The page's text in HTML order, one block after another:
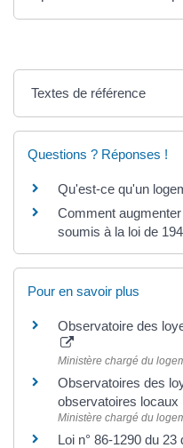
Textes de référence
Questions ? Réponses !
Qu'est-ce qu'un
Comment
soumis à la loi de
Pour en savoir plus
Observatoire des
Ministère chargé du
Observatoires des
observatoires locaux
Ministère chargé du
Loi n° 86-1290 du